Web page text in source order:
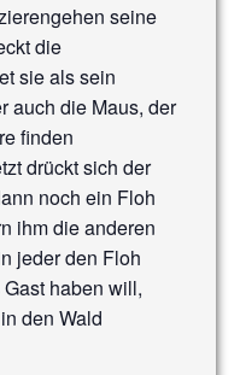
seine
die
sie als sein
auch die Maus, der
finden
drückt sich der
noch ein Floh
ihm die anderen
jeder den Floh
haben will,
den Wald